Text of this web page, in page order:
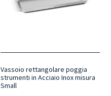
Vassoio rettangolare poggia
strumenti in Acciaio Inox misura
Small